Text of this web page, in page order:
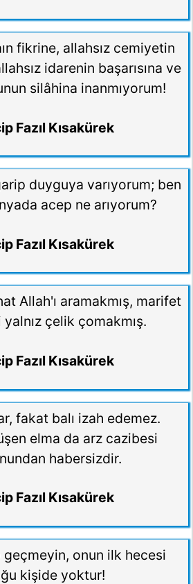
fikrine, allahsız cemiyetin
idarenin başarısına ve
silâhina inanmıyorum!
Fazıl Kısakürek
duyguya varıyorum; ben
acep ne arıyorum?
Fazıl Kısakürek
Allah'ı aramakmış, marifet
çelik çomakmış.
Fazıl Kısakürek
fakat balı izah edemez.
elma da arz cazibesi
habersizdir.
Fazıl Kısakürek
onun ilk hecesi
kişide yoktur!